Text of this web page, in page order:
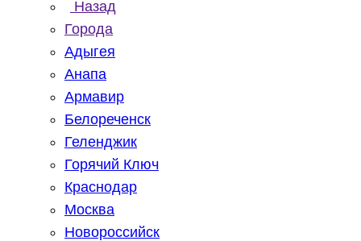
Назад
Города
Адыгея
Анапа
Армавир
Белореченск
Геленджик
Горячий Ключ
Краснодар
Москва
Новороссийск